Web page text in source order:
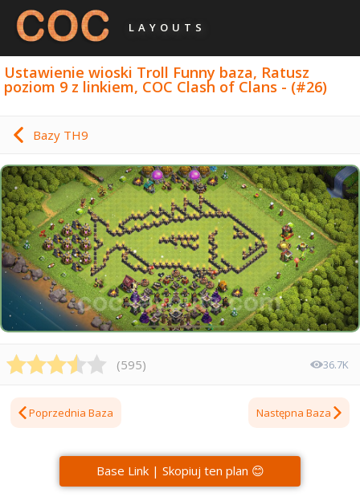
LAYOUTS
Ustawienie wioski Troll Funny baza, Ratusz
poziom 9 z linkiem, COC Clash of Clans - (#26)
Bazy TH9
(595) 36.7K
Poprzednia Baza Następna Baza
Base Link | Skopiuj ten plan 😊